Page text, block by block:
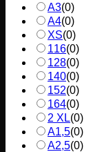
A3(0)
A4(0)
XS(0)
116(0)
128(0)
140(0)
152(0)
164(0)
2 XL(0)
A1,5(0)
A2,5(0)